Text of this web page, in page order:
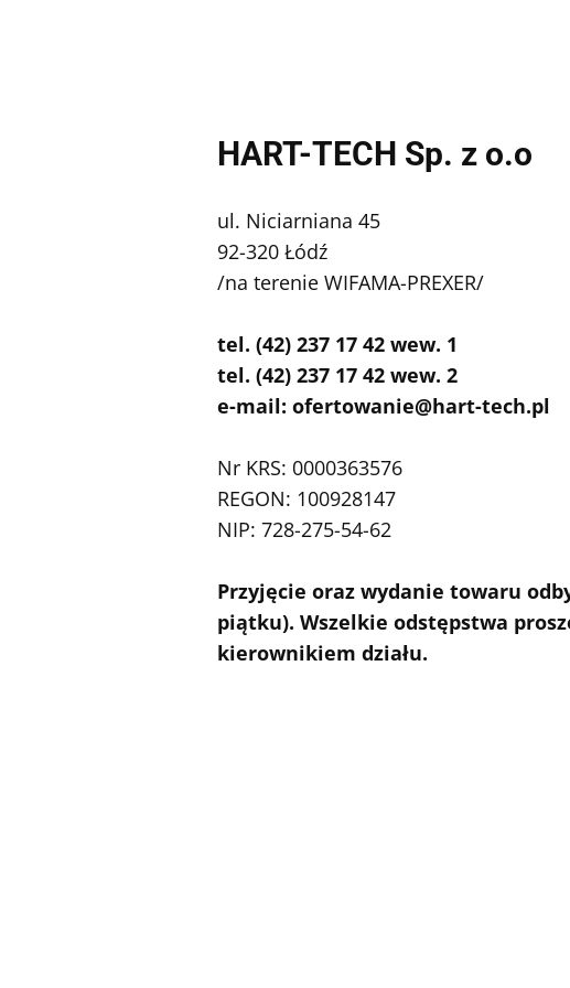
HART-TECH Sp. z o.o
ul. Niciarniana 45
92-320 Łódź
/na terenie WIFAMA-PREXER/
tel. (42) 237 17 42 wew. 1
tel. (42) 237 17 42 wew. 2
e-mail: ofertowanie@hart-tech.pl
Nr KRS: 0000363576
REGON: 100928147
NIP: 728-275-54-62
Przyjęcie oraz wydanie towaru
piątku). Wszelkie odstępstwa
kierownikiem działu.